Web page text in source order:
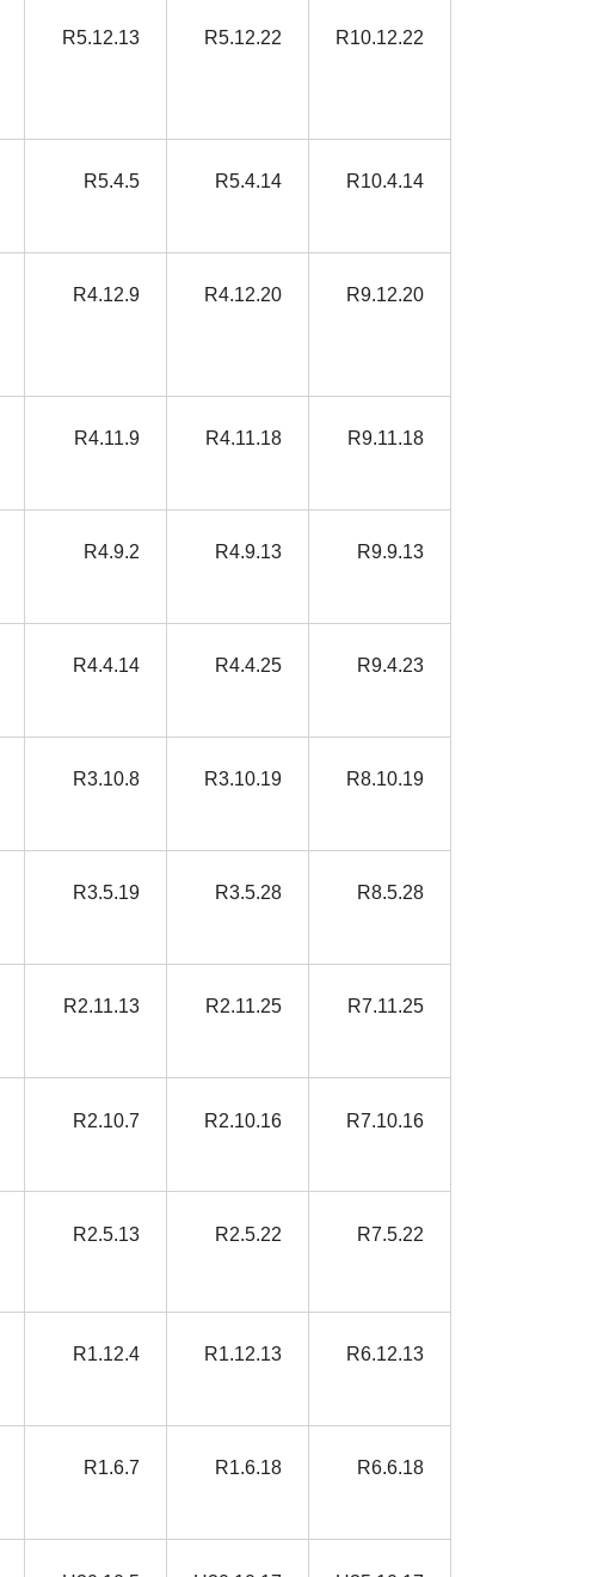
R5.12.13 R5.12.22 R10.12.22
R5.4.5 R5.4.14 R10.4.14
R4.12.9 R4.12.20 R9.12.20
R4.11.9 R4.11.18 R9.11.18
R4.9.2 R4.9.13 R9.9.13
R4.4.14 R4.4.25 R9.4.23
R3.10.8 R3.10.19 R8.10.19
R3.5.19 R3.5.28 R8.5.28
R2.11.13 R2.11.25 R7.11.25
R2.10.7 R2.10.16 R7.10.16
R2.5.13 R2.5.22 R7.5.22
R1.12.4 R1.12.13 R6.12.13
R1.6.7 R1.6.18 R6.6.18